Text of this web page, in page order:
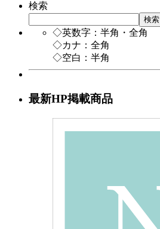
検索
検索
◇英数字：半角・全角
◇カナ：全角
◇空白：半角
最新HP掲載商品